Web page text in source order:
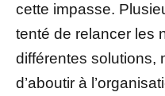
cette impasse.
tenté de relancer les
différentes solutions,
d’aboutir à